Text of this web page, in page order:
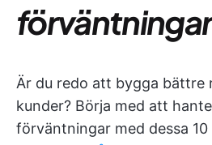
förväntningar
Är du redo att bygga bättre
kunder? Börja med att
förväntningar med dessa